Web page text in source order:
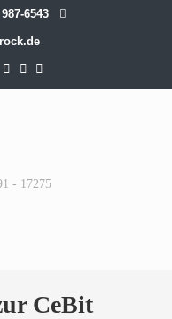
6543
- 17275
CeBit